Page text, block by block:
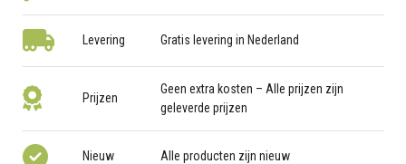
Levering Gratis levering in Nederland
Prijzen
Geen extra kosten – Alle prijzen zijn
geleverde prijzen
Nieuw Alle producten zijn nieuw